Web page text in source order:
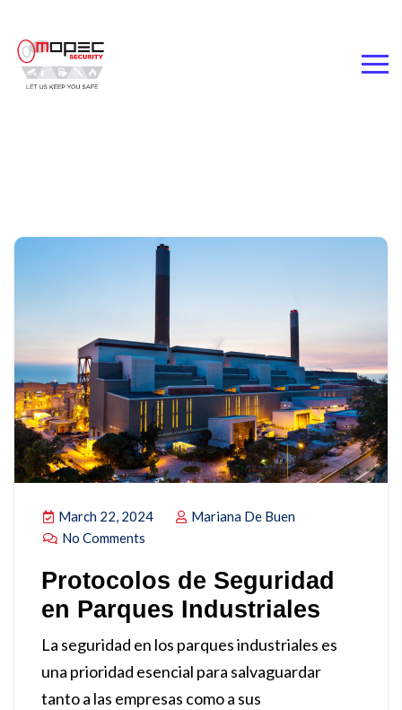
March 22, 2024
Mariana De Buen
No Comments
Protocolos de Seguridad
en Parques Industriales
La seguridad en los parques industriales es
una prioridad esencial para salvaguardar
tanto a las empresas como a sus